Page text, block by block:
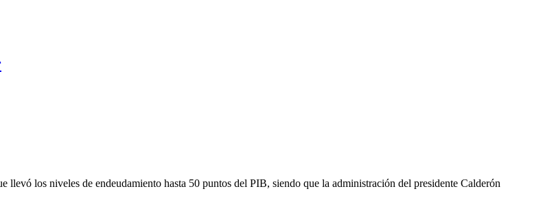
los niveles de endeudamiento hasta 50 puntos del PIB, siendo que la administración del presidente Calderón